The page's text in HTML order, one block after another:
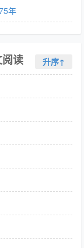
年
读 升序↑